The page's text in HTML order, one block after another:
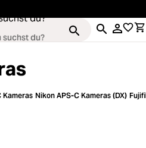
du?
Kameras Nikon APS-C Kameras (DX)